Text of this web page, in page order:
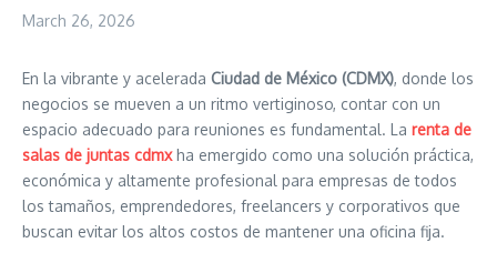
March 26, 2026
En la vibrante y acelerada Ciudad de México (CDMX), donde los
negocios se mueven a un ritmo vertiginoso, contar con un
espacio adecuado para reuniones es fundamental. La renta de
salas de juntas cdmxha emergido como una solución práctica,
económica y altamente profesional para empresas de todos
los tamaños, emprendedores, freelancers y corporativos que
buscan evitar los altos costos de mantener una oficina fija.